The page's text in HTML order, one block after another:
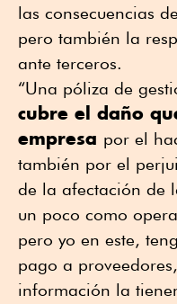
las consecuencias
pero también la
ante terceros.
“Una póliza de
cubre el daño
empresa por el
también por el
de la afectación de
un poco como
pero yo en este,
pago a
información la